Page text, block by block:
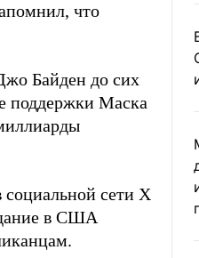
что
Байден до сих
поддержки Маска
сети Х
в США